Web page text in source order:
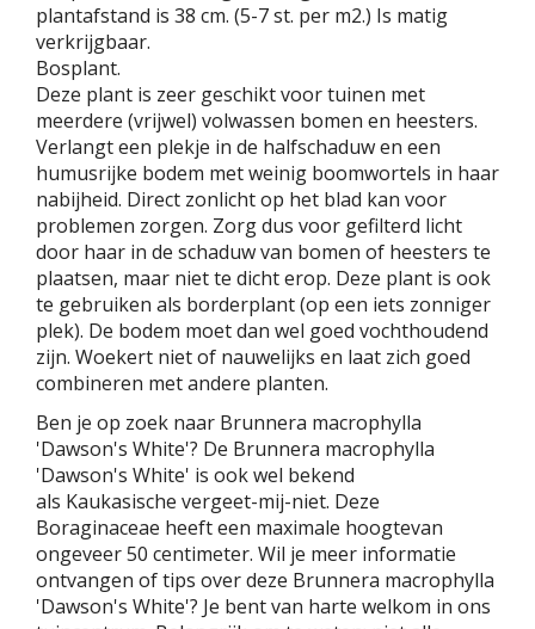
plantafstand is 38 cm. (5-7 st. per m2.) Is matig
verkrijgbaar.
Bosplant.
Deze plant is zeer geschikt voor tuinen met
meerdere (vrijwel) volwassen bomen en heesters.
Verlangt een plekje in de halfschaduw en een
humusrijke bodem met weinig boomwortels in haar
nabijheid. Direct zonlicht op het blad kan voor
problemen zorgen. Zorg dus voor gefilterd licht
door haar in de schaduw van bomen of heesters te
plaatsen, maar niet te dicht erop. Deze plant is ook
te gebruiken als borderplant (op een iets zonniger
plek). De bodem moet dan wel goed vochthoudend
zijn. Woekert niet of nauwelijks en laat zich goed
combineren met andere planten.
Ben je op zoek naar Brunnera macrophylla
'Dawson's White'? De Brunnera macrophylla
'Dawson's White' is ook wel bekend
als Kaukasische vergeet-mij-niet. Deze
Boraginaceae heeft een maximale hoogtevan
ongeveer 50 centimeter. Wil je meer informatie
ontvangen of tips over deze Brunnera macrophylla
'Dawson's White'? Je bent van harte welkom in ons